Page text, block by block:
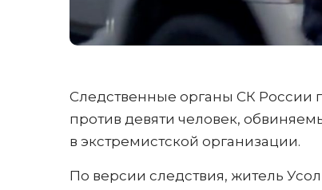
Следственные органы СК России
против девяти человек,
в экстремистской организации.
По версии следствия, житель